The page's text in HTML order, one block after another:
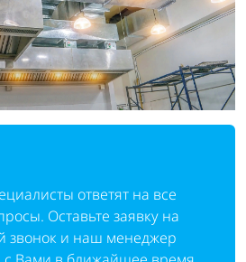
ответят на все
Оставьте заявку на
звонок и наш менеджер